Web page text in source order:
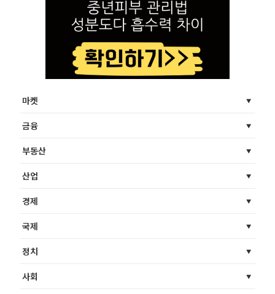
마켓
금융
부동산
산업
경제
국제
정치
사회